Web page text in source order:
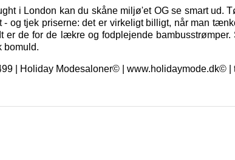
i London kan du skåne miljø'et OG se smart ud.
og tjek priserne: det er virkeligt billigt, når man
de for de lækre og fodplejende
bomuld.
| Holiday Modesaloner© | www.holidaymode.dk© |